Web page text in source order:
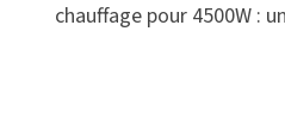
chauffage pour 4500W :